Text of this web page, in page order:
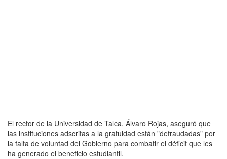
El rector de la Universidad de Talca, Álvaro Rojas, aseguró que
las instituciones adscritas a la gratuidad están "defraudadas" por
la falta de voluntad del Gobierno para combatir el déficit que les
ha generado el beneficio estudiantil.